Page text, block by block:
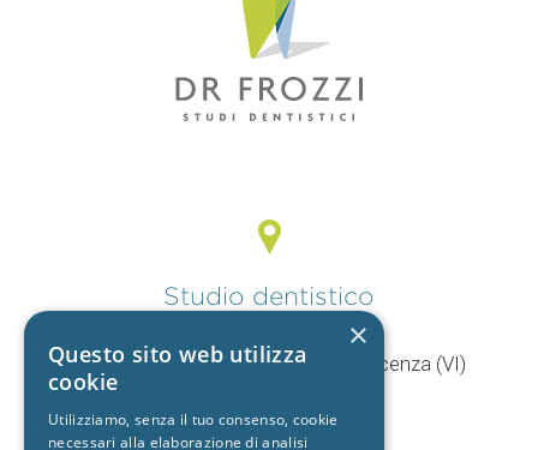
Studio dentistico
V.le Mercato Nuovo, 44/F 36100 Vicenza (VI)
+39 392 9402704
×
Questo sito web utilizza
cookie
Utilizziamo, senza il tuo consenso, cookie
necessari alla elaborazione di analisi